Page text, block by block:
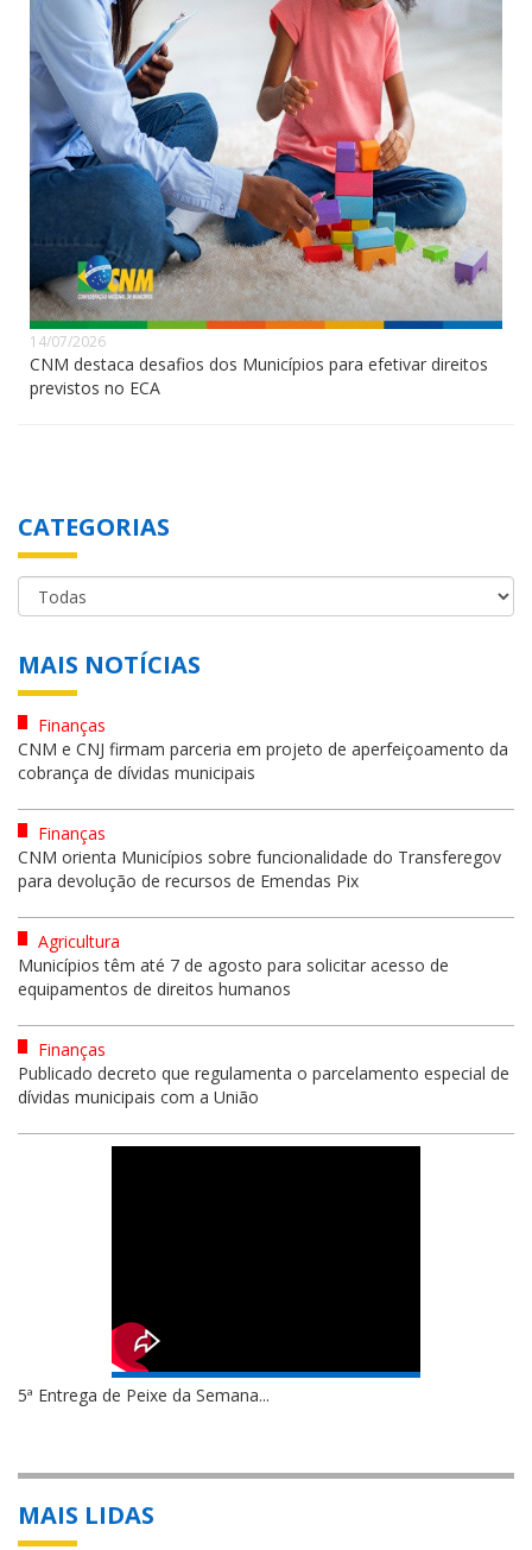
14/07/2026
CNM destaca desafios dos Municípios para efetivar direitos
previstos no ECA
CATEGORIAS
MAIS NOTÍCIAS
Finanças
CNM e CNJ firmam parceria em projeto de aperfeiçoamento da
cobrança de dívidas municipais
Finanças
CNM orienta Municípios sobre funcionalidade do Transferegov
para devolução de recursos de Emendas Pix
Agricultura
Municípios têm até 7 de agosto para solicitar acesso de
equipamentos de direitos humanos
Finanças
Publicado decreto que regulamenta o parcelamento especial de
dívidas municipais com a União
5ª Entrega de Peixe da Semana...
MAIS LIDAS